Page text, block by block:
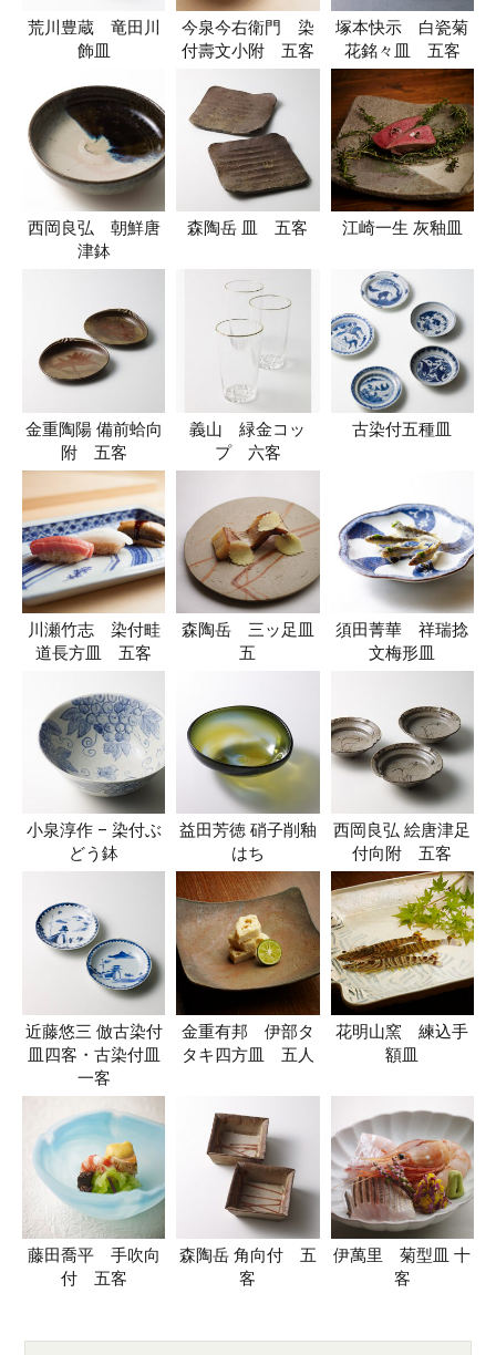
荒川豊蔵 竜田川
飾皿
今泉今右衛門 染
付壽文小附 五客
塚本快示 白瓷菊
花銘々皿 五客
西岡良弘 朝鮮唐
津鉢
森陶岳 皿 五客 江崎一生 灰釉皿
金重陶陽 備前蛤向
附 五客
義山 緑金コッ
プ 六客
古染付五種皿
川瀬竹志 染付畦
道長方皿 五客
森陶岳 三ッ足皿
五
須田菁華 祥瑞捻
文梅形皿
小泉淳作 – 染付ぶ
どう鉢
益田芳徳 硝子削釉
はち
西岡良弘 絵唐津足
付向附 五客
近藤悠三 倣古染付
皿四客・古染付皿
一客
金重有邦 伊部タ
タキ四方皿 五人
花明山窯 練込手
額皿
藤田喬平 手吹向
付 五客
森陶岳 角向付 五
客
伊萬里 菊型皿 十
客